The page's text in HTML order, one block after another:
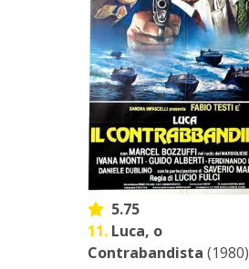
5.75
11. Luca, o
Contrabandista (1980)